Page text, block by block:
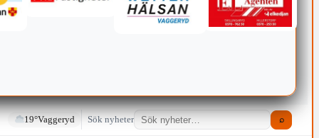
19°Vaggeryd Sök nyheter ⌕